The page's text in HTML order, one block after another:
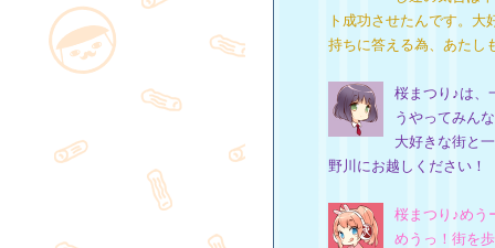
ト成功させたんです。
持ちに答える為、あたし
桜まつり♪は、
うやってみん
大好きな街と
野川にお越しください！
桜まつり♪めう
めうっ！街を